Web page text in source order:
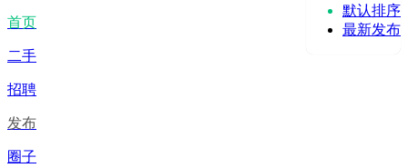
默认排序
最新发布
首页
二手
招聘
发布
圈子